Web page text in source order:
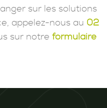
sur les solutions
appelez-nous au 02
sur notre formulaire